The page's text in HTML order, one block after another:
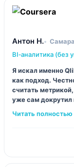
Антон Н.
Самара
BI‑аналитика (без
Я искал именно
как подход.
считать
уже сам докрутил
“стань